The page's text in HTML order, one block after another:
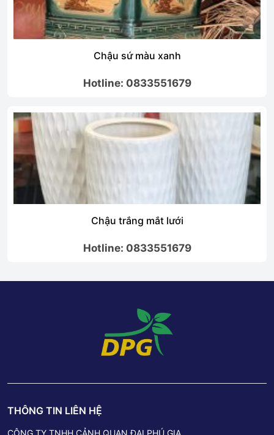
Chậu sứ màu xanh
Hotline: 0833551679
Chậu trắng mắt lưới
Hotline: 0833551679
THÔNG TIN LIÊN HỆ